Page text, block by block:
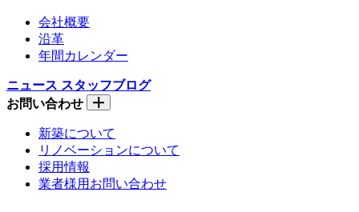
会社概要
沿革
年間カレンダー
ニュース スタッフブログ
お問い合わせ
新築について
リノベーションについて
採用情報
業者様用お問い合わせ